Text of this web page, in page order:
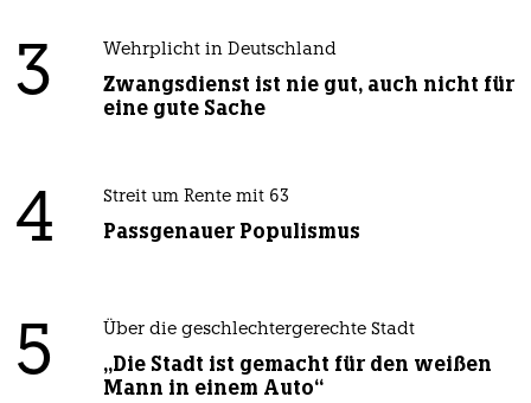
3 Wehrplicht in Deutschland
Zwangsdienst ist nie gut, auch nicht für
eine gute Sache
4 Streit um Rente mit 63
Passgenauer Populismus
5 Über die geschlechtergerechte Stadt
„Die Stadt ist gemacht für den weißen
Mann in einem Auto“